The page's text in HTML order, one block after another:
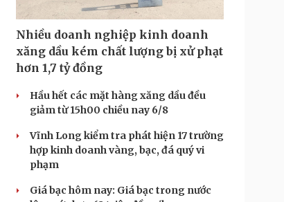
Nhiều doanh nghiệp kinh doanh
xăng dầu kém chất lượng bị xử phạt
hơn 1,7 tỷ đồng
Hầu hết các mặt hàng xăng dầu đều
giảm từ 15h00 chiều nay 6/8
Vĩnh Long kiểm tra phát hiện 17 trường
hợp kinh doanh vàng, bạc, đá quý vi
phạm
Giá bạc hôm nay: Giá bạc trong nước